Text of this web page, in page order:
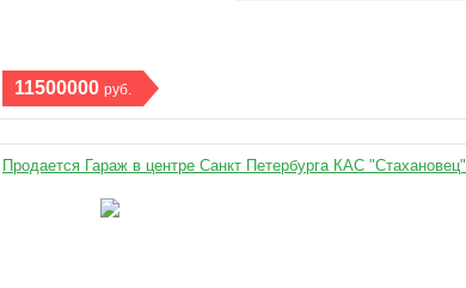
11500000 руб.
Продается Гараж в центре Санкт Петербурга КАС "Стахановец"